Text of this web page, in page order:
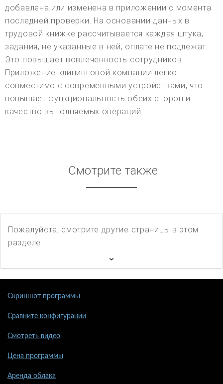
добавлена или изменена в приложении с момента
последней проверки. На основании данных в
трудовой книжке рассчитывается каждая штука,
задания, не указанные в ней, оплате не подлежат.
Это повышает вовлеченность сотрудников.
Приложение клининговой компании легко
совместимо с современными устройствами, что
повышает функциональность обеих сторон и
качество выполняемых операций.
Смотрите также
Пожалуйста, смотрите другие страницы в этом
разделе
Скриншот программы
Сравните конфигурации
Смотреть видео
Цена программы
Аренда облака